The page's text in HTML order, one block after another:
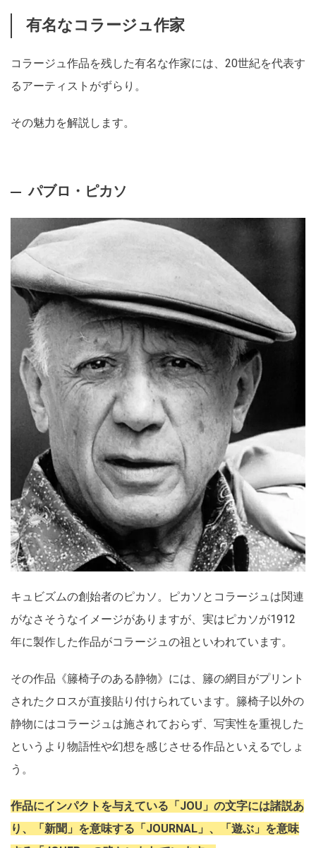
有名なコラージュ作家
コラージュ作品を残した有名な作家には、20世紀を代表す
るアーティストがずらり。
その魅力を解説します。
パブロ・ピカソ
キュビズムの創始者のピカソ。ピカソとコラージュは関連
がなさそうなイメージがありますが、実はピカソが1912
年に製作した作品がコラージュの祖といわれています。
その作品《籐椅子のある静物》には、籐の網目がプリント
されたクロスが直接貼り付けられています。籐椅子以外の
静物にはコラージュは施されておらず、写実性を重視した
というより物語性や幻想を感じさせる作品といえるでしょ
う。
作品にインパクトを与えている「JOU」の文字には諸説あ
り、「新聞」を意味する「JOURNAL」、「遊ぶ」を意味